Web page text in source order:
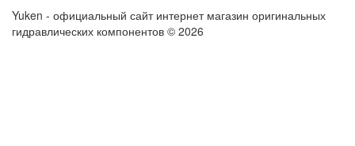
Yuken - официальный сайт интернет магазин оригинальных
гидравлических компонентов © 2026